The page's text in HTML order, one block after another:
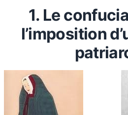
1. Le
l’imposition